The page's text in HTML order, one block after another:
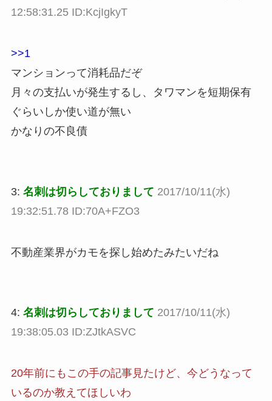
12:58:31.25 ID:KcjIgkyT
>>1
マンションって消耗品だぞ
月々の支払いが発生するし、タワマンを短期保有
ぐらいしか使い道が無い
かなりの不良債
3: 名刺は切らしておりまして 2017/10/11(水)
19:32:51.78 ID:70A+FZO3
不動産業界がカモを探し始めたみたいだね
4: 名刺は切らしておりまして 2017/10/11(水)
19:38:05.03 ID:ZJtkASVC
20年前にもこの手の記事見たけど、今どうなって
いるのか教えてほしいわ